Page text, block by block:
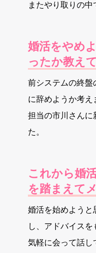
またやり取りの中
婚活をやめ
ったか教え
前システムの終盤
に辞めようか考え
担当の市川さんに
た。
これから婚
を踏まえて
婚活を始めようと
し、アドバイス
気軽に会って話し